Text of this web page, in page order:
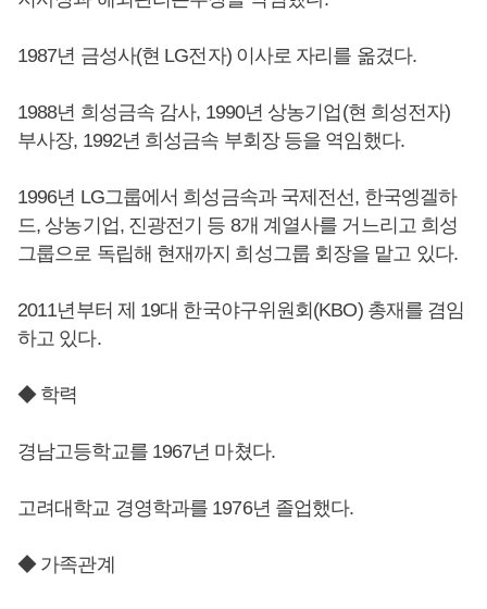
1987년 금성사(현 LG전자) 이사로 자리를 옮겼다.
1988년 희성금속 감사, 1990년 상농기업(현 희성전자)
부사장, 1992년 희성금속 부회장 등을 역임했다.
1996년 LG그룹에서 희성금속과 국제전선, 한국엥겔하
드, 상농기업, 진광전기 등 8개 계열사를 거느리고 희성
그룹으로 독립해 현재까지 희성그룹 회장을 맡고 있다.
2011년부터 제 19대 한국야구위원회(KBO) 총재를 겸임
하고 있다.
◆ 학력
경남고등학교를 1967년 마쳤다.
고려대학교 경영학과를 1976년 졸업했다.
◆ 가족관계